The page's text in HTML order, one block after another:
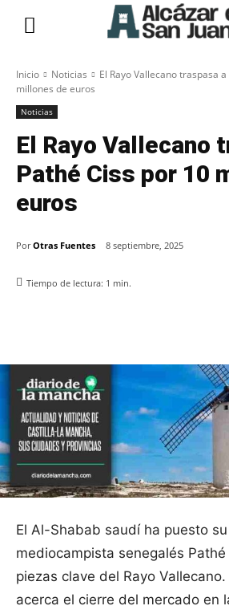
Inicio Noticias
El Rayo Vallecano traspasa
millones de euros
Noticias
El Rayo Vallecano
Pathé Ciss por 10
euros
Por Otras Fuentes 8 septiembre, 2025
Tiempo de lectura: 1 min.
El Al-Shabab saudí ha puesto
mediocampista senegalés
piezas clave del Rayo
acerca el cierre del mercado en